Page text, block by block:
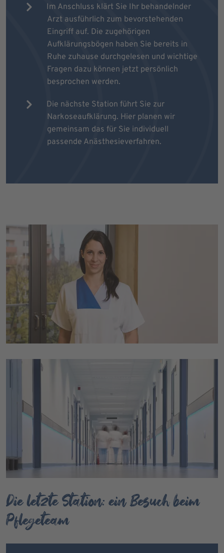
Im Anschluss klärt Sie Ihr behandelnder
Arzt ausführlich zum bevorstehenden
Eingriff auf. Die zugehörigen
Aufklärungsbögen haben Sie bereits in
Ruhe zuhause durchgelesen und wichtige
Fragen dazu können jetzt persönlich
besprochen werden.
Die nächste Station führt Sie zur
Narkoseaufklärung. Hier planen wir
gemeinsam das für Sie individuell
passende Anästhesieverfahren.
Die letzte Station: ein Besuch beim
Pflegeteam